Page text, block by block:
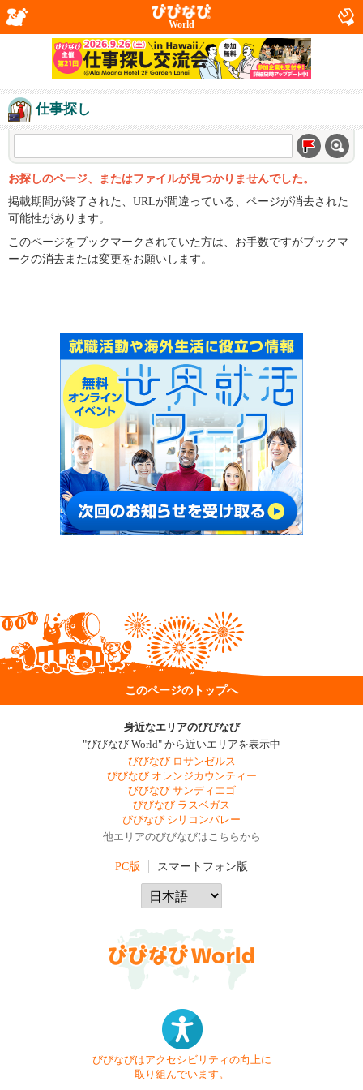
World
仕事探し
お探しのページ、またはファイルが見つかりませんでした。
掲載期間が終了された、URLが間違っている、ページが消去された
可能性があります。
このページをブックマークされていた方は、お手数ですがブックマ
ークの消去または変更をお願いします。
このページのトップへ
身近なエリアのびびなび
"びびなび World" から近いエリアを表示中
びびなび ロサンゼルス
びびなび オレンジカウンティー
びびなび サンディエゴ
びびなび ラスベガス
びびなび シリコンバレー
他エリアのびびなびはこちらから
PC版 スマートフォン版
びびなびはアクセシビリティの向上に
取り組んでいます。